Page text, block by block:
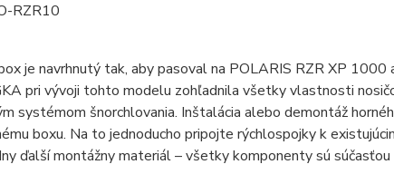
RZR10
je navrhnutý tak, aby pasoval na POLARIS RZR XP
pri vývoji tohto modelu zohľadnila všetky vlastnosti
systémom šnorchlovania. Inštalácia alebo demontáž
boxu. Na to jednoducho pripojte rýchlospojky k
ďalší montážny materiál – všetky komponenty sú súčasťou